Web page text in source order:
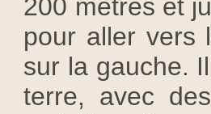
200 mètres et
pour aller vers
sur la gauche.
terre, avec